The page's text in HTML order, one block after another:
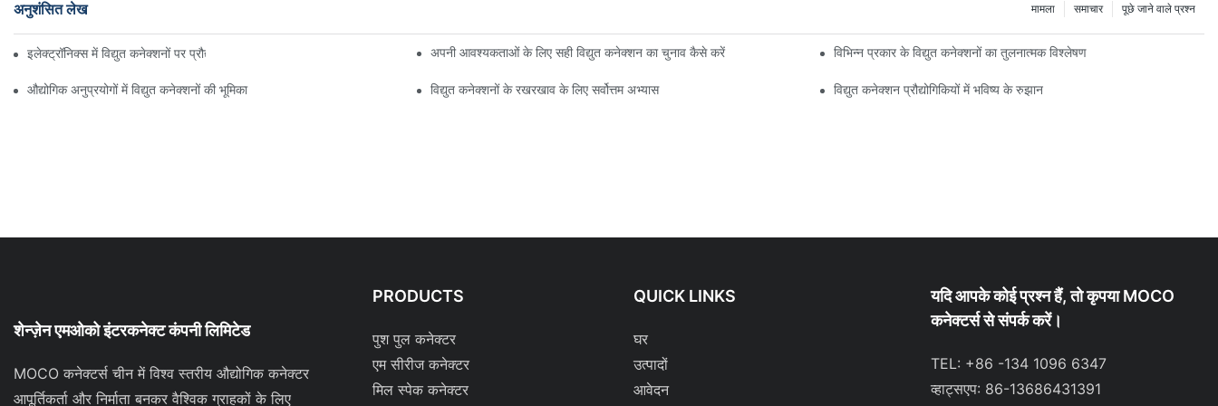
अनुशंसित लेख पूछे जाने वाले प्रश्न
समाचार
मामला
इलेक्ट्रॉनिक्स में विद्युत कनेक्शनों पर प्रौद्योगिकी का प्रभाव अपनी आवश्यकताओं के लिए सही विद्युत कनेक्शन का चुनाव कैसे करें विभिन्न प्रकार के विद्युत कनेक्शनों का तुलनात्मक विश्लेषण
औद्योगिक अनुप्रयोगों में विद्युत कनेक्शनों की भूमिका विद्युत कनेक्शनों के रखरखाव के लिए सर्वोत्तम अभ्यास विद्युत कनेक्शन प्रौद्योगिकियों में भविष्य के रुझान
शेन्ज़ेन एमओको इंटरकनेक्ट कंपनी लिमिटेड
MOCO कनेक्टर्स चीन में विश्व स्तरीय औद्योगिक कनेक्टर
आपूर्तिकर्ता और निर्माता बनकर वैश्विक ग्राहकों के लिए
PRODUCTS
पुश पुल कनेक्टर
एम सीरीज कनेक्टर
मिल स्पेक कनेक्टर
QUICK LINKS
घर
उत्पादों
आवेदन
यदि आपके कोई प्रश्न हैं, तो कृपया MOCO
कनेक्टर्स से संपर्क करें।
TEL: +86 -134 1096 6347
व्हाट्सएप: 86-13686431391